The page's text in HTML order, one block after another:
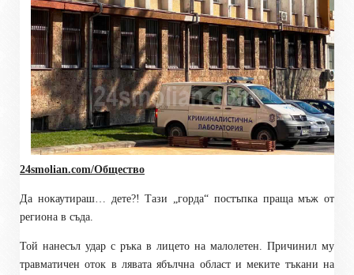
24smolian.com/Общество
Да нокаутираш… дете?! Тази „горда“ постъпка праща мъж от
региона в съда.
Той нанесъл удар с ръка в лицето на малолетен. Причинил му
травматичен оток в лявата ябълчна област и меките тъкани на